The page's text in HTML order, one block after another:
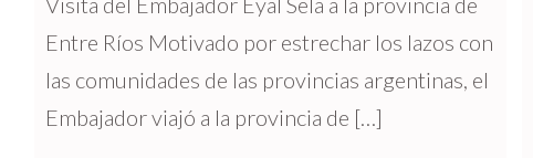
Entre Ríos Motivado por estrechar los lazos con
las comunidades de las provincias argentinas, el
Embajador viajó a la provincia de […]